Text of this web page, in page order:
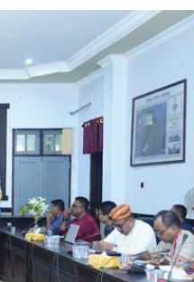
Jadi Alarm Baru